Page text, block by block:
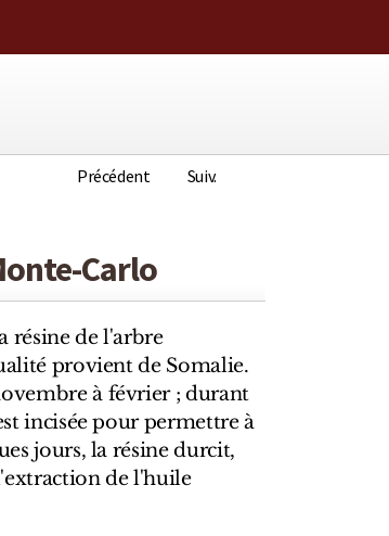
Précédent Suiv.
Carlo
résine de l'arbre
provient de Somalie.
à février ; durant
incisée pour permettre à
jours, la résine durcit,
de l'huile